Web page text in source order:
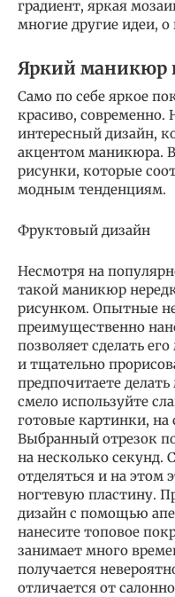
градиент, яркая
многие другие идеи,
Яркий маникюр
Само по себе яркое
красиво, современно.
интересный дизайн,
акцентом маникюра.
рисунки, которые
модным тенденциям.
Фруктовый дизайн
Несмотря на
такой маникюр
рисунком. Опытные
преимущественно
позволяет сделать
и тщательно
предпочитаете
смело используйте
готовые картинки, на
Выбранный отрезок
на несколько секунд.
отделяться и на этом
ногтевую пластину.
дизайн с помощью
нанесите топовое
занимает много
получается
отличается от